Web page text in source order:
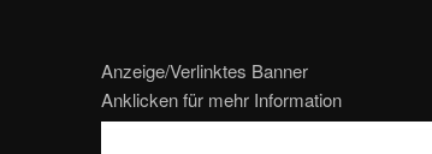
Anzeige/Verlinktes Banner
Anklicken für mehr Information